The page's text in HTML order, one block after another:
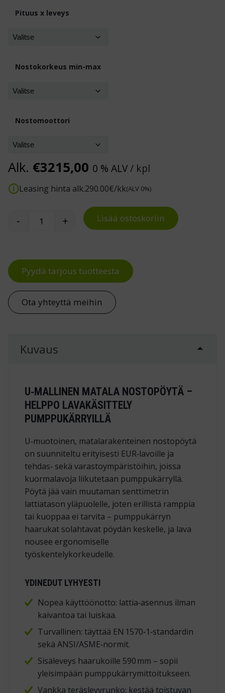
Pituus x leveys
Nostokorkeus min-max
Nostomoottori
Alk. €3215,00 0 % ALV/ kpl
Leasing hinta alk.290.00€/kk(ALV 0%)
U-malliset, matalan rakennekorkeuden
- + Lisää ostoskoriin
Pyydä tarjous tuotteesta
Ota yhteyttä meihin
Kuvaus
U‑MALLINEN MATALA NOSTOPÖYTÄ –
HELPPO LAVAKÄSITTELY
PUMPPUKÄRRYILLÄ
U‑muotoinen, matalarakenteinen nostopöytä
on suunniteltu erityisesti EUR‑lavoille ja
tehdas‑ sekä varastoympäristöihin, joissa
kuormalavoja liikutetaan pumppukärryllä.
Pöytä jää vain muutaman senttimetrin
lattiatason yläpuolelle, joten erillistä ramppia
tai kuoppaa ei tarvita – pumppukärryn
haarukat solahtavat pöydän keskelle, ja lava
nousee ergonomiselle
työskentelykorkeudelle.
YDINEDUT LYHYESTI
Nopea käyttöönotto: lattia‑asennus ilman
kaivantoa tai luiskaa.
Turvallinen: täyttää EN 1570‑1‑standardin
sekä ANSI/ASME‑normit.
Sisäleveys haarukoille 590 mm – sopii
yleisimpään pumppukärrymittoitukseen.
Vankka teräslevyrunko: kestää toistuvan